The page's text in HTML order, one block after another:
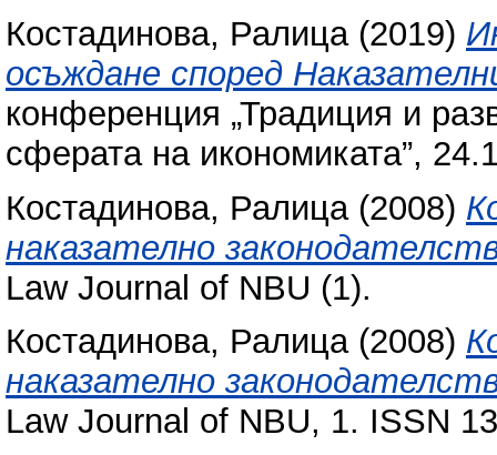
Костадинова, Ралица(2019)
осъждане според
конференция „Традиция и
сферата на икономиката”,
Костадинова, Ралица(2008)
наказателно
Law Journal of NBU (1).
Костадинова, Ралица(2008)
наказателно
Law Journal of NBU, 1. ISSN